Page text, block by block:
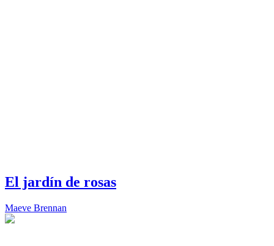
El jardín de rosas
Maeve Brennan